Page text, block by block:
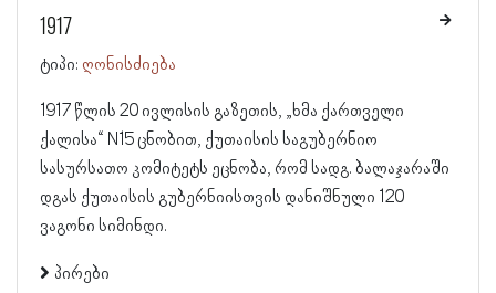
1917
ტიპი: ღონისძიება
1917 წლის 20 ივლისის გაზეთის, „ხმა ქართველი
ქალისა“ N15 ცნობით, ქუთაისის საგუბერნიო
სასურსათო კომიტეტს ეცნობა, რომ სადგ. ბალაჯარაში
დგას ქუთაისის გუბერნიისთვის დანიშნული 120
ვაგონი სიმინდი.
პირები